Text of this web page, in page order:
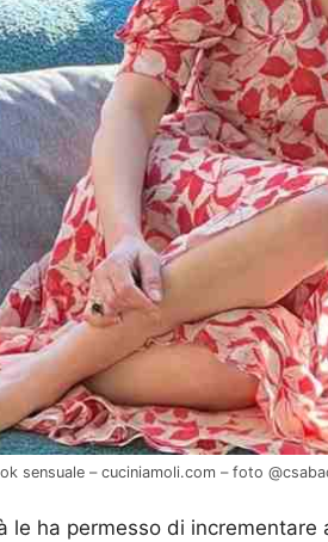
sensuale – cuciniamoli.com – foto
le ha permesso di